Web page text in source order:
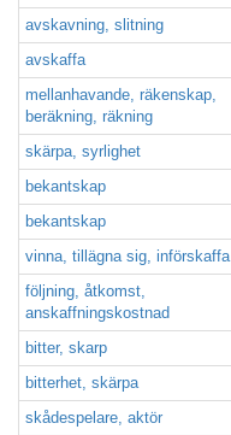
avskavning, slitning
avskaffa
mellanhavande, räkenskap,
beräkning, räkning
skärpa, syrlighet
bekantskap
bekantskap
vinna, tillägna sig, införskaffa
följning, åtkomst,
anskaffningskostnad
bitter, skarp
bitterhet, skärpa
skådespelare, aktör